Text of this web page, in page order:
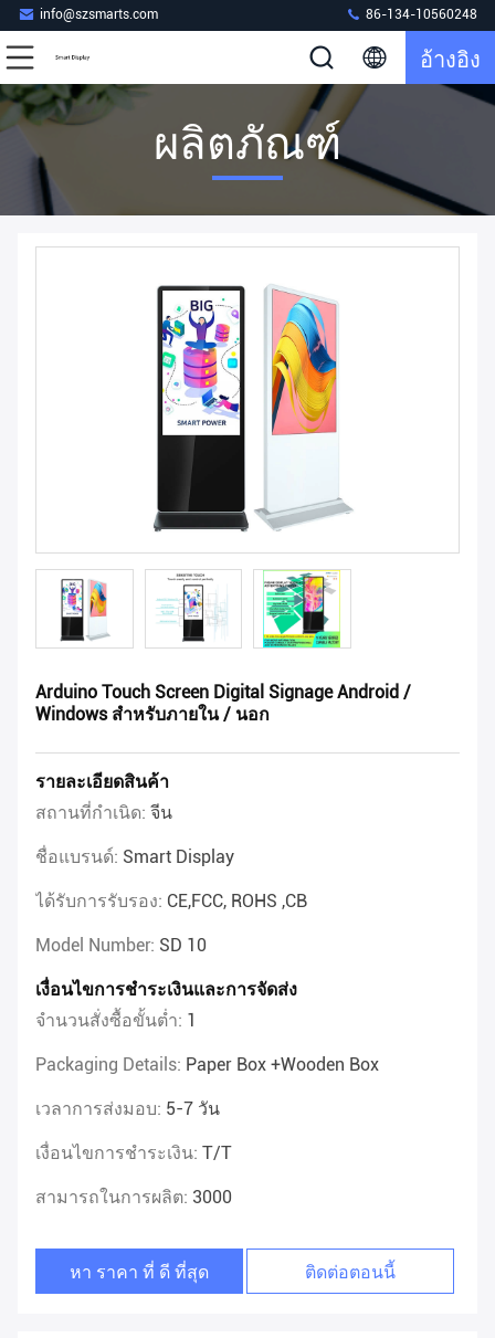
info@szsmarts.com 86-134-10560248
อ้างอิง
ผลิตภัณฑ์
Arduino Touch Screen Digital Signage Android /
Windows สําหรับภายใน / นอก
รายละเอียดสินค้า
สถานที่กำเนิด: จีน
ชื่อแบรนด์: Smart Display
ได้รับการรับรอง: CE,FCC, ROHS ,CB
Model Number: SD 10
เงื่อนไขการชําระเงินและการจัดส่ง
จำนวนสั่งซื้อขั้นต่ำ: 1
Packaging Details: Paper Box +wooden Box
เวลาการส่งมอบ: 5-7 วัน
เงื่อนไขการชำระเงิน: T/T
สามารถในการผลิต: 3000
หา ราคา ที่ ดี ที่สุด ติดต่อตอนนี้